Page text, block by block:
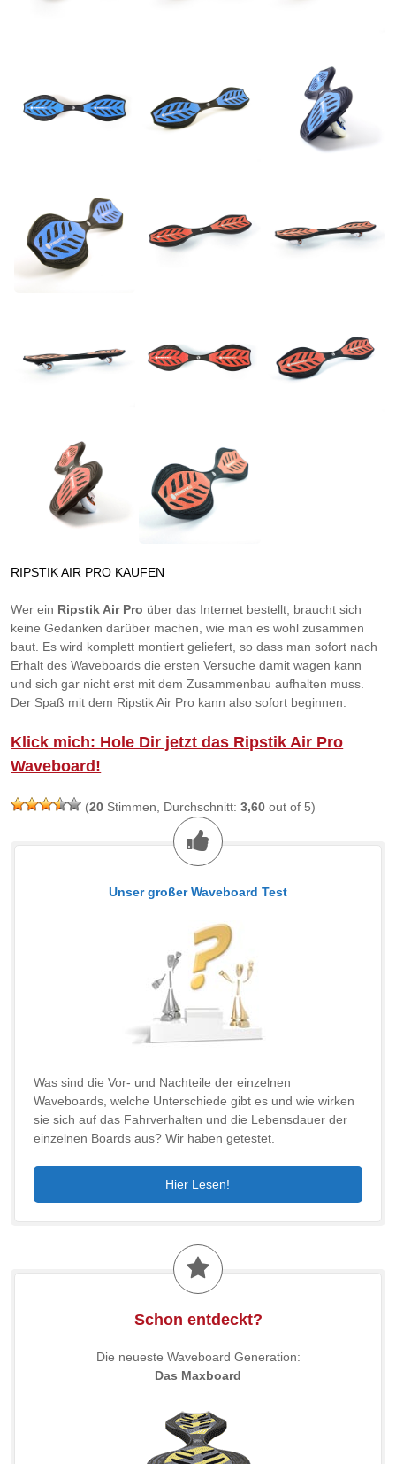
RIPSTIK AIR PRO KAUFEN
Wer ein Ripstik Air Pro über das Internet bestellt, braucht sich
keine Gedanken darüber machen, wie man es wohl zusammen
baut. Es wird komplett montiert geliefert, so dass man sofort nach
Erhalt des Waveboards die ersten Versuche damit wagen kann
und sich gar nicht erst mit dem Zusammenbau aufhalten muss.
Der Spaß mit dem Ripstik Air Pro kann also sofort beginnen.
Klick mich: Hole Dir jetzt das Ripstik Air Pro
Waveboard!
(20 Stimmen, Durchschnitt:3,60 out of 5)
Unser großer Waveboard Test
Was sind die Vor- und Nachteile der einzelnen
Waveboards, welche Unterschiede gibt es und wie wirken
sie sich auf das Fahrverhalten und die Lebensdauer der
einzelnen Boards aus? Wir haben getestet.
Hier Lesen!
Schon entdeckt?
Die neueste Waveboard Generation:
Das Maxboard